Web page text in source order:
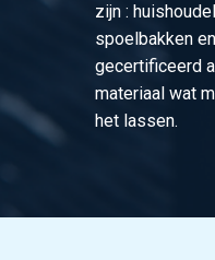
zijn :
spoelbakken
gecertificeerd
materiaal wat
het lassen.